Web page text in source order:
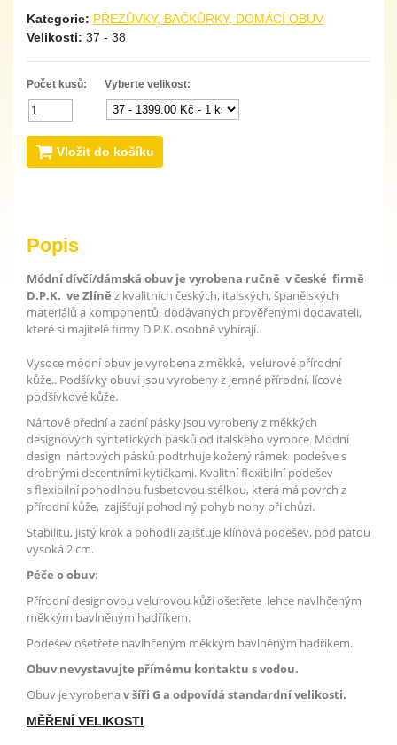
Kategorie: PŘEZŮVKY, BAČKŮRKY, DOMÁCÍ OBUV
Velikosti: 37 - 38
Počet kusů: Vyberte velikost:
Vložit do košíku
Popis
Módní dívčí/dámská obuvje vyrobena ručně v české firmě
D.P.K. ve Zlíně z kvalitních českých, italských, španělských
materiálů a komponentů, dodávaných prověřenými dodavateli,
které si majitelé firmy D.P.K. osobně vybírají.
Vysoce módní obuv je vyrobena z měkké, velurové přírodní
kůže.. Podšívky obuvi jsou vyrobeny z jemné přírodní, lícové
podšívkové kůže.
Nártové přední a zadní pásky jsou vyrobeny z měkkých
designových syntetických pásků od italského výrobce. Módní
design nártových pásků podtrhuje kožený rámek podešve s
drobnými decentními kytičkami. Kvalitní flexibilní podešev
s flexibilní pohodlnou fusbetovou stélkou, která má povrch z
přírodní kůže, zajišťují pohodlný pohyb nohy při chůzi.
Stabilitu, jistý krok a pohodlí zajišťuje klínová podešev, pod patou
vysoká 2 cm.
Péče o obuv:
Přírodní designovou velurovou kůži ošetřete lehce navlhčeným
měkkým bavlněným hadříkem.
Podešev ošetřete navlhčeným měkkým bavlněným hadříkem.
Obuv nevystavujte přímému kontaktu s vodou.
Obuv je vyrobena v šíři G a odpovídá standardní velikosti.
MĚŘENÍ VELIKOSTI